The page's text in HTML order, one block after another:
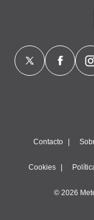
Contacto
Cookies
© 2026